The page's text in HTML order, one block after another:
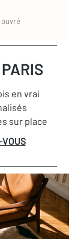
en vrai
sur place